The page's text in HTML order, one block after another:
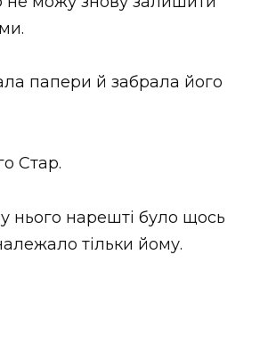
папери й забрала його
Стар.
нього нарешті було щось
тільки йому.